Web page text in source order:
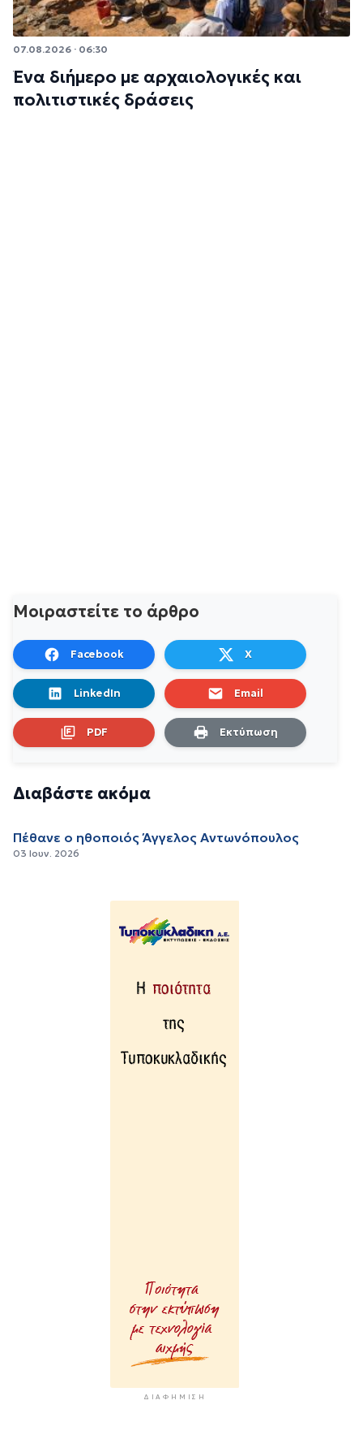
07.08.2026 · 06:30
Ένα διήμερο με αρχαιολογικές και
πολιτιστικές δράσεις
Μοιραστείτε το άρθρο
Facebook X
LinkedIn Email
PDF Εκτύπωση
Διαβάστε ακόμα
Πέθανε ο ηθοποιός Άγγελος Αντωνόπουλος
03 Ιουν. 2026
ΔΙΑΦΉΜΙΣΗ